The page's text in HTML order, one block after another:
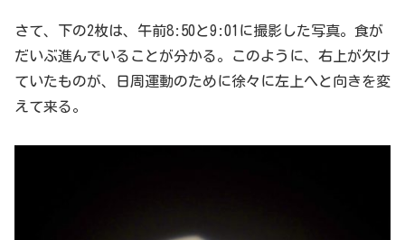
さて、下の2枚は、午前8:50と9:01に撮影した写真。食が
だいぶ進んでいることが分かる。このように、右上が欠け
ていたものが、日周運動のために徐々に左上へと向きを変
えて来る。